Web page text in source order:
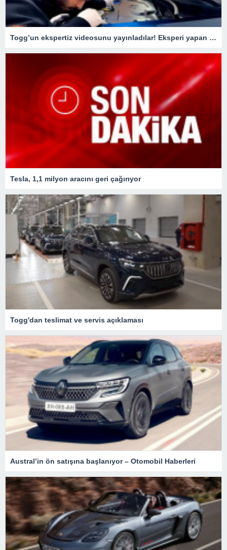
Togg’un ekspertiz videosunu yayınladılar! Eksperi yapan usta o detay karşısında şaştı kaldı
Tesla, 1,1 milyon aracını geri çağırıyor
Togg'dan teslimat ve servis açıklaması
Austral’in ön satışına başlanıyor – Otomobil Haberleri